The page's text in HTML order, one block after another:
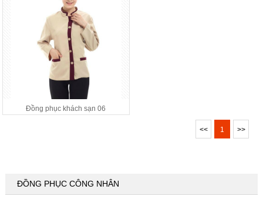
Đồng phục khách sạn 06
<< 1 >>
ĐỒNG PHỤC CÔNG NHÂN